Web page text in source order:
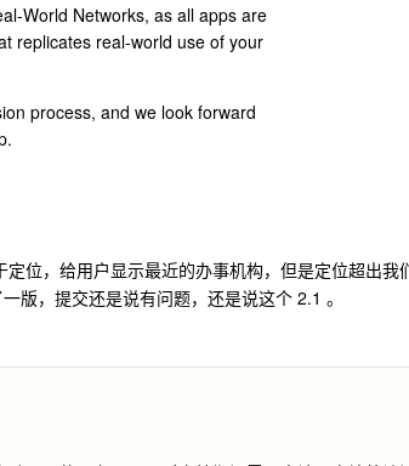
World Networks, as all apps are
replicates real-world use of your
process, and we look forward
位，给用户显示最近的办事机构，但是定位超出我
版，提交还是说有问题，还是说这个 2.1 。